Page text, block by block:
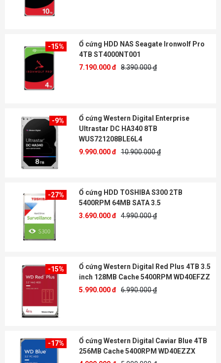
-15%
Ổ cứng HDD NAS Seagate Ironwolf Pro
4TB ST4000NT001
7.190.000 đ 8.390.000 ₫
-9%
Ổ cứng Western Digital Enterprise
Ultrastar DC HA340 8TB
WUS721208BLE6L4
9.990.000 đ 10.900.000 ₫
-27%
Ổ cứng HDD TOSHIBA S300 2TB
5400RPM 64MB SATA 3.5
3.690.000 đ 4.990.000 ₫
-15%
Ổ cứng Western Digital Red Plus 4TB 3.5
inch 128MB Cache 5400RPM WD40EFZZ
5.990.000 đ 6.990.000 ₫
-17%
Ổ cứng Western Digital Caviar Blue 4TB
256MB Cache 5400RPM WD40EZZX